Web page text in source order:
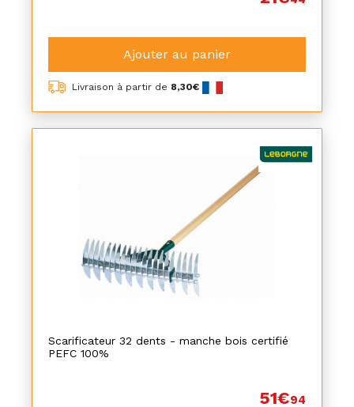
Ajouter au panier
Livraison à partir de 8,30€
Scarificateur 32 dents - manche bois certifié
PEFC 100%
51€94